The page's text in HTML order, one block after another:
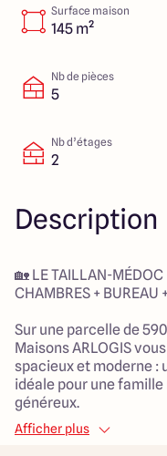
Surface maison
145 m²
Nb de pièces
5
Nb d’étages
2
Description
🏡 LE TAILLAN-MÉDOC
CHAMBRES + BUREAU
Sur une parcelle de
Maisons ARLOGIS
spacieux et moderne :
idéale pour une
généreux.
✨ Exemple de maison
Afficher plus